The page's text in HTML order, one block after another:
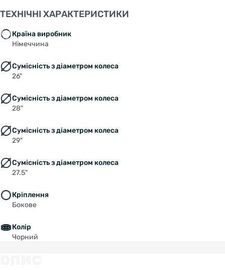
ТЕХНІЧНІ ХАРАКТЕРИСТИКИ
Країна виробник
Німеччина
Сумісність з діаметром колеса
26"
Сумісність з діаметром колеса
28"
Сумісність з діаметром колеса
29"
Сумісність з діаметром колеса
27.5"
Кріплення
Бокове
Колір
Чорний